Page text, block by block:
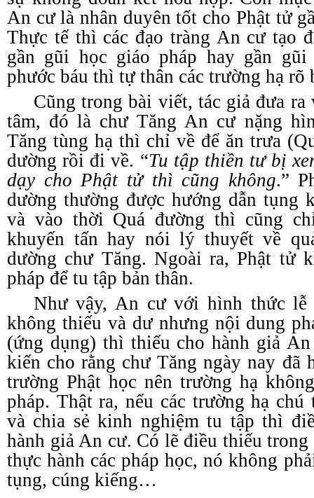
An cư là nhân duyên tốt cho Phật tử
Thực tế thì các đạo tràng An cư tạo
gần gũi học giáo pháp hay gần gũi
phước báu thì tự thân các trường hạ rõ
Cũng trong bài viết, tác giả đưa ra
tâm, đó là chư Tăng An cư nặng
Tăng tùng hạ thì chỉ về để ăn trưa
dường rồi đi về. “Tu tập thiền tư bị
dạy cho Phật tử thì cũng không.”
dường thường được hướng dẫn tụng
và vào thời Quá đường thì cũng
khuyến tấn hay nói lý thuyết về
dường chư Tăng. Ngoài ra, Phật tử
pháp để tu tập bản thân.
Như vậy, An cư với hình thức
không thiếu và dư nhưng nội dung
(ứng dụng) thì thiếu cho hành giả
kiến cho rằng chư Tăng ngày nay đã
trường Phật học nên trường hạ
pháp. Thật ra, nếu các trường hạ chú
và chia sẻ kinh nghiệm tu tập thì
hành giả An cư. Có lẽ điều thiếu
thực hành các pháp học, nó không
tụng, cúng kiếng…